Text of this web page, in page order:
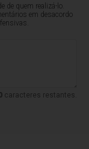
de quem realizá-lo.
em desacordo
caracteres restantes.